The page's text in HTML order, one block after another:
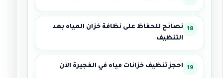
نصائح للحفاظ على نظافة خزان المياه بعد
التنظيف
احجز تنظيف خزانات مياه في الفجيرة الآن